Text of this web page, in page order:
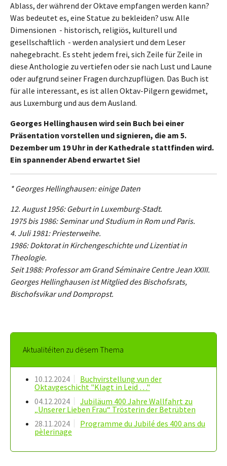
Ablass, der während der Oktave empfangen werden kann?
Was bedeutet es, eine Statue zu bekleiden? usw. Alle
Dimensionen - historisch, religiös, kulturell und
gesellschaftlich - werden analysiert und dem Leser
nahegebracht. Es steht jedem frei, sich Zeile für Zeile in
diese Anthologie zu vertiefen oder sie nach Lust und Laune
oder aufgrund seiner Fragen durchzupflügen. Das Buch ist
für alle interessant, es ist allen Oktav-Pilgern gewidmet,
aus Luxemburg und aus dem Ausland.
Georges Hellinghausen wird sein Buch bei einer
Präsentation vorstellen und signieren, die am 5.
Dezember um 19 Uhr in der Kathedrale stattfinden wird.
Ein spannender Abend erwartet Sie!
* Georges Hellinghausen: einige Daten
12. August 1956: Geburt in Luxemburg-Stadt.
1975 bis 1986: Seminar und Studium in Rom und Paris.
4. Juli 1981: Priesterweihe.
1986: Doktorat in Kirchengeschichte und Lizentiat in
Theologie.
Seit 1988: Professor am Grand Séminaire Centre Jean XXIII.
Georges Hellinghausen ist Mitglied des Bischofsrats,
Bischofsvikar und Dompropst.
Aktualitéiten zu dësem Thema
10.12.2024
Buchvirstellung vun der
Oktavgeschicht "Klagt in Leid …"
04.12.2024
Jubiläum 400 Jahre Wallfahrt zu
„Unserer Lieben Frau“ Trösterin der Betrübten
28.11.2024
Programme du Jubilé des 400 ans du
pèlerinage